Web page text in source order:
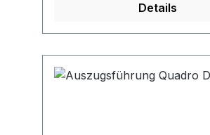
Details